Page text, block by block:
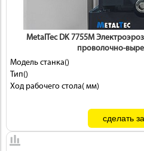
MetalTec DK 7755М
проволочно-
Модель станка()
Тип()
Ход рабочего стола( мм)